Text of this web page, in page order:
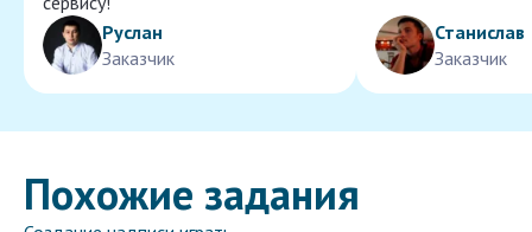
Руслан
Заказчик
Станислав
Заказчик
Похожие задания